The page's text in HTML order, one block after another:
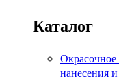
Каталог
Окрасочное
нанесения